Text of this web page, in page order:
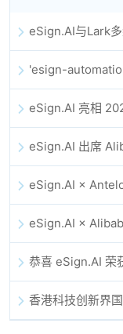
eSign.AI 亮相
恭喜 eSign.AI 荣
香港科技创新界